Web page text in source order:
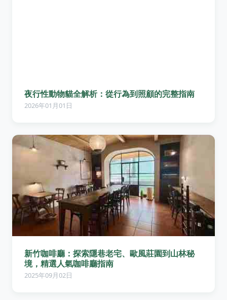
夜行性動物貓全解析：從行為到照顧的完整指南
2026年01月01日
新竹咖啡廳：探索隱巷老宅、歐風莊園到山林秘
境，精選人氣咖啡廳指南
2025年09月02日